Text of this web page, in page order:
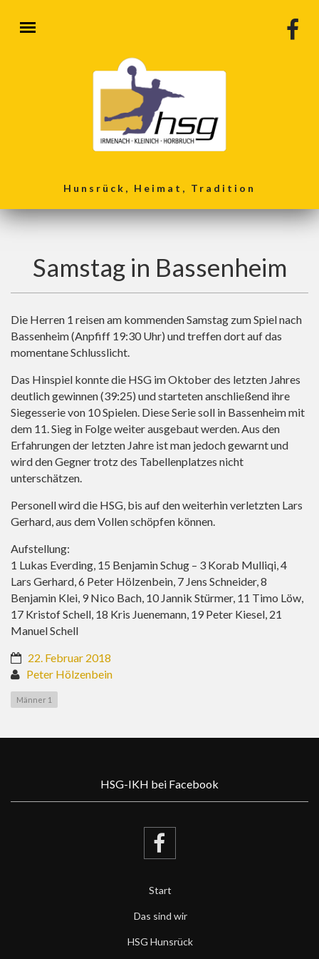
Hunsrück, Heimat, Tradition
Samstag in Bassenheim
Die Herren 1 reisen am kommenden Samstag zum Spiel nach
Bassenheim (Anpfiff 19:30 Uhr) und treffen dort auf das
momentane Schlusslicht.
Das Hinspiel konnte die HSG im Oktober des letzten Jahres
deutlich gewinnen (39:25) und starteten anschließend ihre
Siegesserie von 10 Spielen. Diese Serie soll in Bassenheim mit
dem 11. Sieg in Folge weiter ausgebaut werden. Aus den
Erfahrungen der letzten Jahre ist man jedoch gewarnt und
wird den Gegner trotz des Tabellenplatzes nicht
unterschätzen.
Personell wird die HSG, bis auf den weiterhin verletzten Lars
Gerhard, aus dem Vollen schöpfen können.
Aufstellung:
1 Lukas Everding, 15 Benjamin Schug – 3 Korab Mulliqi, 4
Lars Gerhard, 6 Peter Hölzenbein, 7 Jens Schneider, 8
Benjamin Klei, 9 Nico Bach, 10 Jannik Stürmer, 11 Timo Löw,
17 Kristof Schell, 18 Kris Juenemann, 19 Peter Kiesel, 21
Manuel Schell
22. Februar 2018
Peter Hölzenbein
Männer 1
HSG-IKH bei Facebook
Start
Das sind wir
HSG Hunsrück